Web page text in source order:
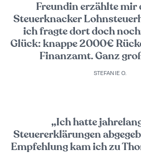
Freundin erzählte mir
Steuerknacker
ich fragte dort doch
Glück: knappe 2000€
Finanzamt. Ganz
STEFANIE O.
„Ich hatte
Steuererklärungen
Empfehlung kam ich zu